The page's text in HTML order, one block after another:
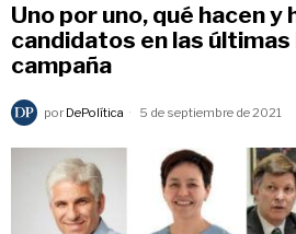
Uno por uno, qué hacen y
candidatos en las últimas
campaña
por DePolítica 5 de septiembre de 2021